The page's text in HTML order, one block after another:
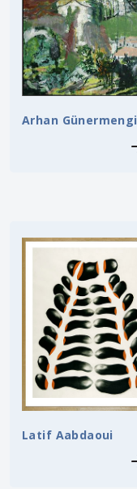
Arhan Günermengi
Latif Aabdaoui